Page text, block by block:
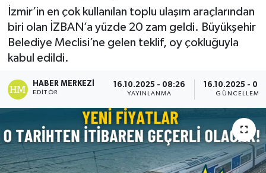
İzmir’in en çok kullanılan toplu ulaşım araçlarından
biri olan İZBAN’a yüzde 20 zam geldi. Büyükşehir
Belediye Meclisi’ne gelen teklif, oy çokluğuyla
kabul edildi.
HABER MERKEZI
EDITÖR
16.10.2025 - 08:26
YAYINLANMA
16.10.2025 -
GÜNCELLEME
Süper Lig Puan Durumu ve Fikstür
Tüm Manşetler